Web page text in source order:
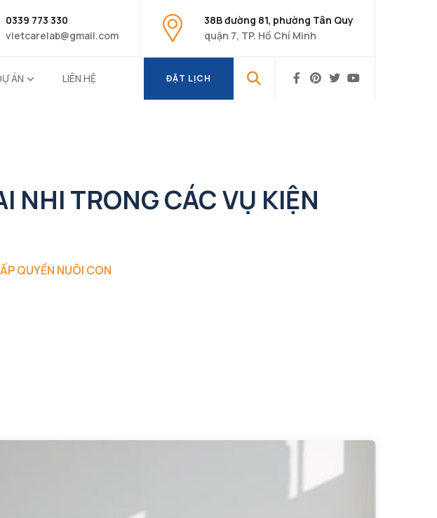
0339 773 330
vietcarelab@gmail.com
38B đường 81, phường Tân Quy
quận 7, TP. Hồ Chí Minh
ÁN LIÊN HỆ
ĐẶT LỊCH
NHI TRONG CÁC VỤ KIỆN
QUYỀN NUÔI CON